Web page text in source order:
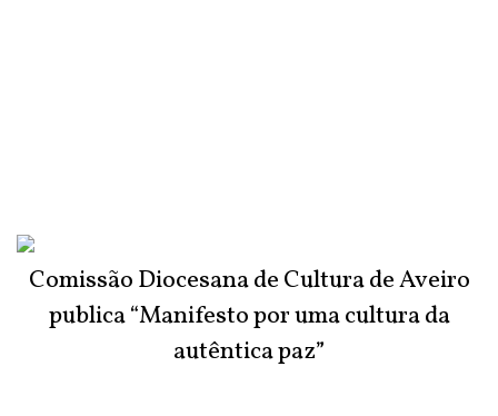
Comissão Diocesana de Cultura de Aveiro
publica “Manifesto por uma cultura da
autêntica paz”